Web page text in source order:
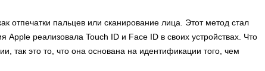
отпечатки пальцев или сканирование лица. Этот метод стал
Apple реализовала Touch ID и Face ID в своих устройствах. Что
так это то, что она основана на идентификации того, чем